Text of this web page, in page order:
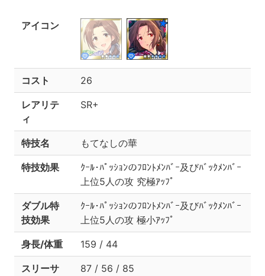
アイコン
コスト 26
レアリテ
ィ
SR+
特技名 もてなしの華
特技効果
ｸｰﾙ･ﾊﾟｯｼｮﾝのﾌﾛﾝﾄﾒﾝﾊﾞｰ及びﾊﾞｯｸﾒﾝﾊﾞｰ
上位5人の攻 究極ｱｯﾌﾟ
ダブル特
技効果
ｸｰﾙ･ﾊﾟｯｼｮﾝのﾌﾛﾝﾄﾒﾝﾊﾞｰ及びﾊﾞｯｸﾒﾝﾊﾞｰ
上位5人の攻 極小ｱｯﾌﾟ
身長/体重 159 / 44
スリーサ
87 / 56 / 85